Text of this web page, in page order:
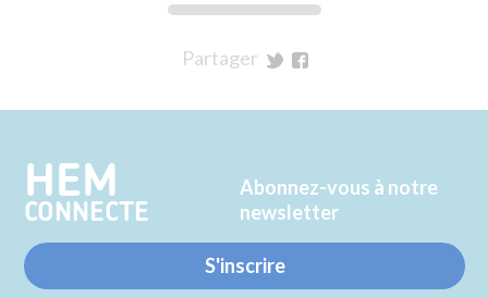
Partager
Twitter
Facebook
HEM
CONNECTE
Abonnez-vous à notre
newsletter
S'inscrire